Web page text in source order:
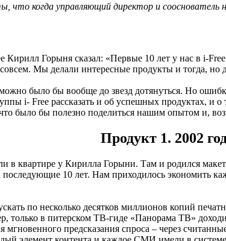
когда управляющий директор и
Кирилл Горыня сказал: «Первые 10 лет у нас в i-
Мы делали интересные продукты и тогда,
было бы вообще до звезд дотянуться. Но
i- Free рассказать и об успешных продуктах,
было бы полезно поделиться нашим опытом и,
Продукт 1. 2002
в квартире у Кирилла Горыни. Там и родился
10 лет. Нам приходилось экономить
по несколько десятков миллионов копий
только в питерском ТВ-гиде «Панорама ТВ»
предсказания спроса – через